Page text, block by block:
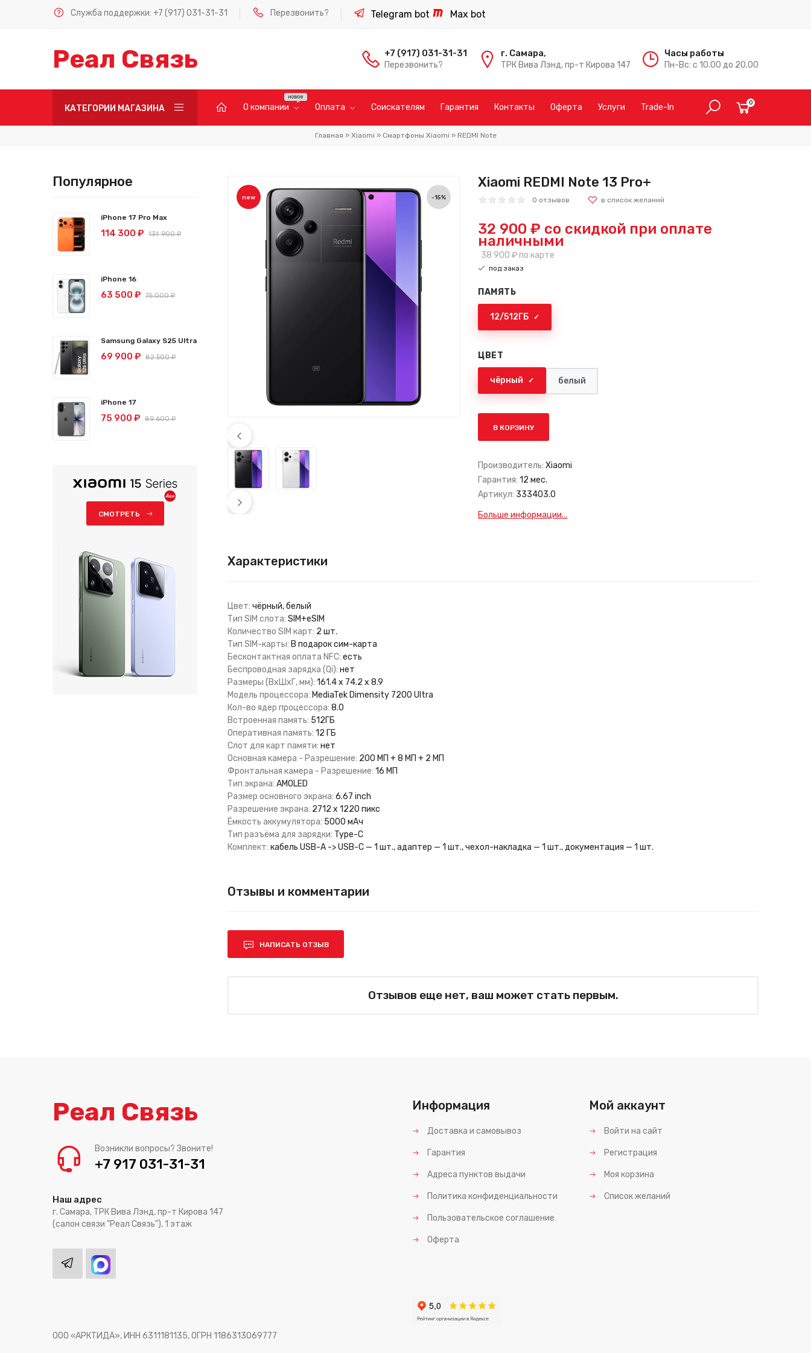
Служба поддержки: +7 (917) 031-31-31 Перезвонить? Telegram bot Max bot
Реал Связь +7 (917) 031-31-31
Перезвонить?
г. Самара,
ТРК Вива Лэнд, пр-т Кирова 147
Часы работы
Пн-Вс: с 10.00 до 20.00
КАТЕГОРИИ МАГАЗИНА О компании Оплата Соискателям Гарантия Контакты Оферта Услуги Trade-In 0
Главная » Xiaomi » Смартфоны Xiaomi » REDMI Note
-15%
new
Xiaomi REDMI Note 13 Pro+
0 отзывов
32 900 ₽ со скидкой при оплате
наличными
38 900 ₽ по карте
под заказ
ПАМЯТЬ
12/512ГБ
ЦВЕТ
чёрный белый
В КОРЗИНУ
Производитель: Xiaomi
Гарантия: 12 мес.
Артикул: 333403.0
Больше информации...
Характеристики
Цвет: чёрный, белый
Тип SIM слота: SIM+eSIM
Количество SIM карт: 2 шт.
Тип SIM-карты: В подарок сим-карта
Бесконтактная оплата NFC: есть
Беспроводная зарядка (Qi): нет
Размеры (ВхШхГ, мм): 161.4 х 74.2 x 8.9
Модель процессора: MediaTek Dimensity 7200 Ultra
Кол-во ядер процессора: 8.0
Встроенная память: 512ГБ
Оперативная память: 12 ГБ
Слот для карт памяти: нет
Основная камера - Разрешение: 200 МП + 8 МП + 2 МП
Фронтальная камера - Разрешение: 16 МП
Тип экрана: AMOLED
Размер основного экрана: 6.67 inch
Разрешение экрана: 2712 x 1220 пикс
Ёмкость аккумулятора: 5000 мАч
Тип разъёма для зарядки: Type-C
Комплект: кабель USB-A -> USB-C — 1 шт., адаптер — 1 шт., чехол-накладка — 1 шт., документация — 1 шт.
Отзывы и комментарии
НАПИСАТЬ ОТЗЫВ
Отзывов еще нет, ваш может стать первым.
Популярное
iPhone 17 Pro Max
114 300 ₽ 134 900 ₽
iPhone 16
63 500 ₽ 75 000 ₽
Samsung Galaxy S25 Ultra
69 900 ₽ 82 500 ₽
iPhone 17
75 900 ₽ 89 600 ₽
СМОТРЕТЬ
Реал Связь
Возникли вопросы? Звоните!
+7 917 031-31-31
Наш адрес
г. Самара, ТРК Вива Лэнд, пр-т Кирова 147
(салон связи "Реал Связь"), 1 этаж
Информация
Доставка и самовывоз
Гарантия
Адреса пунктов выдачи
Политика конфиденциальности
Пользовательское соглашение
Оферта
Мой аккаунт
Войти на сайт
Регистрация
Моя корзина
Список желаний
ООО «АРКТИДА», ИНН 6311181135, ОГРН 1186313069777